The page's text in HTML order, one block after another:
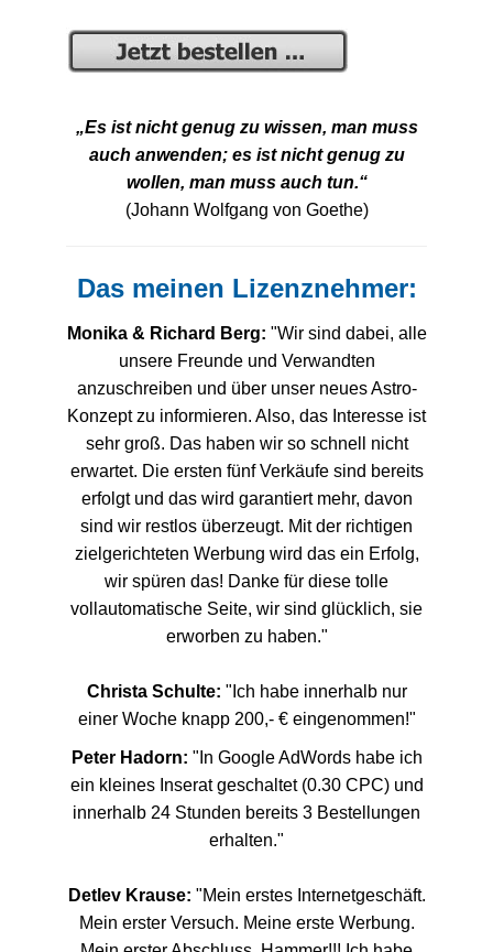
„Es ist nicht genug zu wissen, man muss
auch anwenden; es ist nicht genug zu
wollen, man muss auch tun.“
(Johann Wolfgang von Goethe)
Das meinen Lizenznehmer:
Monika & Richard Berg: "Wir sind dabei, alle
unsere Freunde und Verwandten
anzuschreiben und über unser neues Astro-
Konzept zu informieren. Also, das Interesse ist
sehr groß. Das haben wir so schnell nicht
erwartet. Die ersten fünf Verkäufe sind bereits
erfolgt und das wird garantiert mehr, davon
sind wir restlos überzeugt. Mit der richtigen
zielgerichteten Werbung wird das ein Erfolg,
wir spüren das! Danke für diese tolle
vollautomatische Seite, wir sind glücklich, sie
erworben zu haben."
Christa Schulte: "Ich habe innerhalb nur
einer Woche knapp 200,- € eingenommen!"
Peter Hadorn: "In Google AdWords habe ich
ein kleines Inserat geschaltet (0.30 CPC) und
innerhalb 24 Stunden bereits 3 Bestellungen
erhalten."
Detlev Krause: "Mein erstes Internetgeschäft.
Mein erster Versuch. Meine erste Werbung.